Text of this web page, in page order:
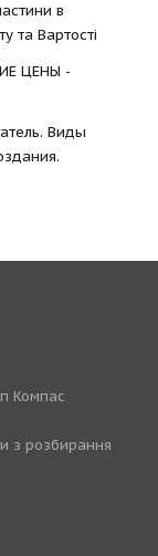
в
та Вартості
ЦЕНЫ -
Виды
Компас
з розбирання